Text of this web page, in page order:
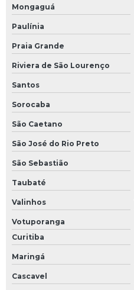
Mongaguá
Paulínia
Praia Grande
Riviera de São Lourenço
Santos
Sorocaba
São Caetano
São José do Rio Preto
São Sebastião
Taubaté
Valinhos
Votuporanga
Curitiba
Maringá
Cascavel